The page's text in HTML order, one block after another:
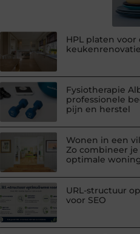
HPL platen
keukenrenovatie
Fysiotherapie
professionele
pijn en herstel
Wonen in een
Zo combineer
optimale
URL-structuur
voor SEO